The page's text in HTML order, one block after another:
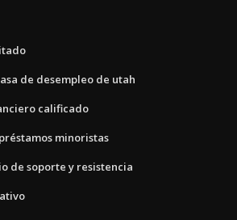
de desempleo de utah
calificado
minoristas
de soporte y resistencia